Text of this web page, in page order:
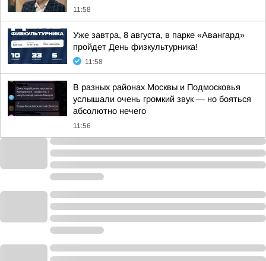
11:58
Уже завтра, 8 августа, в парке «Авангард»
пройдет День физкультурника!
11:58
В разных районах Москвы и Подмосковья
услышали очень громкий звук — но бояться
абсолютно нечего
11:56